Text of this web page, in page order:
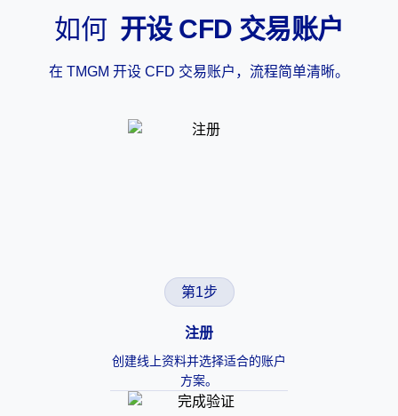
如何 开设 CFD 交易账户
在 TMGM 开设 CFD 交易账户，流程简单清晰。
第1步
注册
创建线上资料并选择适合的账户
方案。